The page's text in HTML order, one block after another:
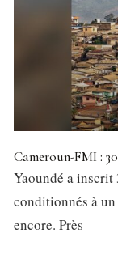
Cameroun-FMI :
Yaoundé a inscrit
conditionnés à
encore. Près